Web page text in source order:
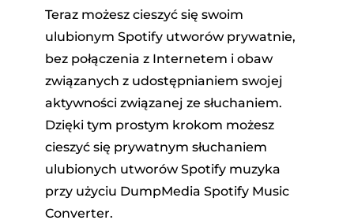
Teraz możesz cieszyć się swoim
ulubionym Spotify utworów prywatnie,
bez połączenia z Internetem i obaw
związanych z udostępnianiem swojej
aktywności związanej ze słuchaniem.
Dzięki tym prostym krokom możesz
cieszyć się prywatnym słuchaniem
ulubionych utworów Spotify muzyka
przy użyciu DumpMedia Spotify Music
Converter.